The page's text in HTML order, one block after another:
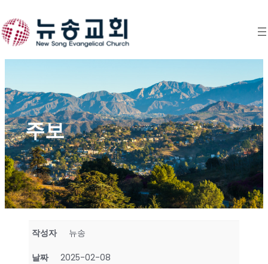
to
content
주보
작성자 뉴송
날짜 2025-02-08